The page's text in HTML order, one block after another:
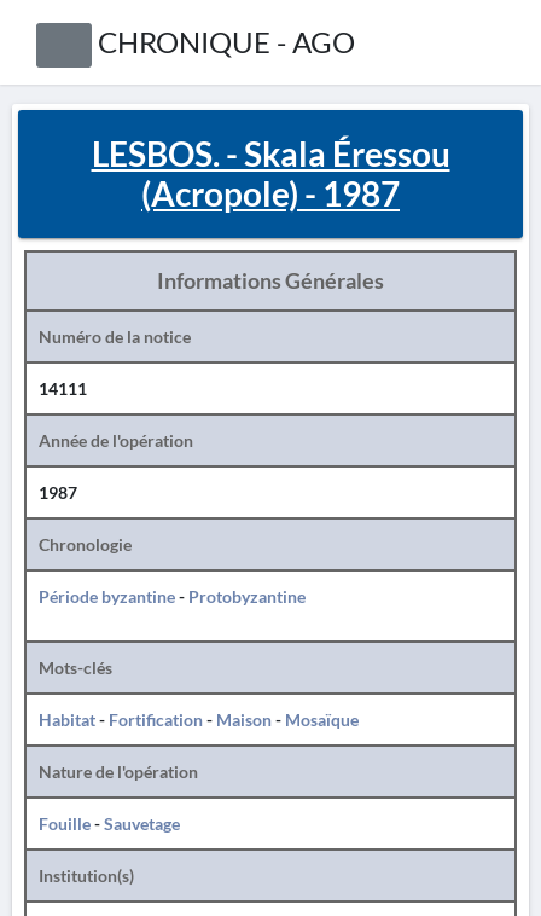
CHRONIQUE - AGO
LESBOS. - Skala Éressou
(Acropole) - 1987
Informations Générales
Numéro de la notice
14111
Année de l'opération
1987
Chronologie
Période byzantine- Protobyzantine
Mots-clés
Habitat- Fortification- Maison- Mosaïque
Nature de l'opération
Fouille-Sauvetage
Institution(s)